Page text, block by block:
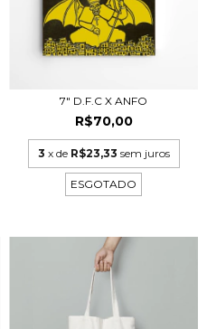
7" D.F.C X ANFO
R$70,00
3 x de R$23,33 sem juros
ESGOTADO